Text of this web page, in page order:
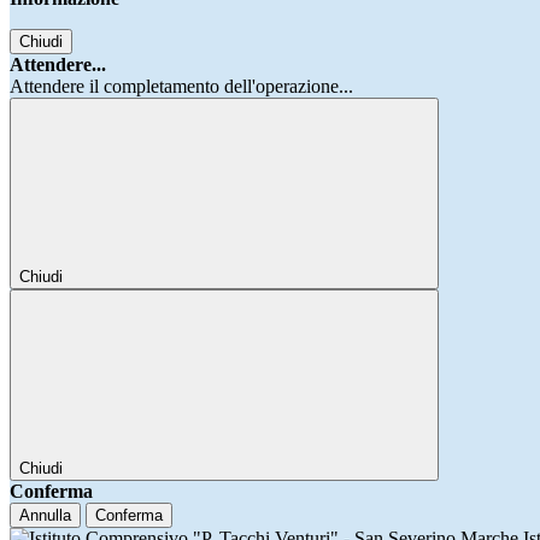
Chiudi
Attendere...
Attendere il completamento dell'operazione...
Chiudi
Chiudi
Conferma
Annulla Conferma